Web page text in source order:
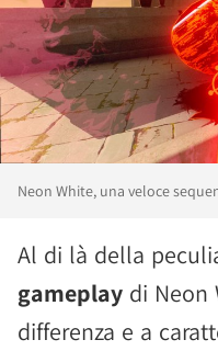
Neon White, una veloce
Al di là della
gameplay di Neon
differenza e a